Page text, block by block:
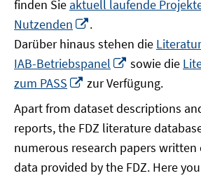
finden Sie aktuell laufende
Nutzenden
neuem
Fenster
öffnen
.
Darüber hinaus stehen die
IAB-Betriebspanel
In
neuem
Fenster
öffnen
sowie die
zum PASS
In
Fenster
öffnen
zur Verfügung.
Apart from dataset descriptions
reports, the FDZ literature
numerous research papers
data provided by the FDZ. Here